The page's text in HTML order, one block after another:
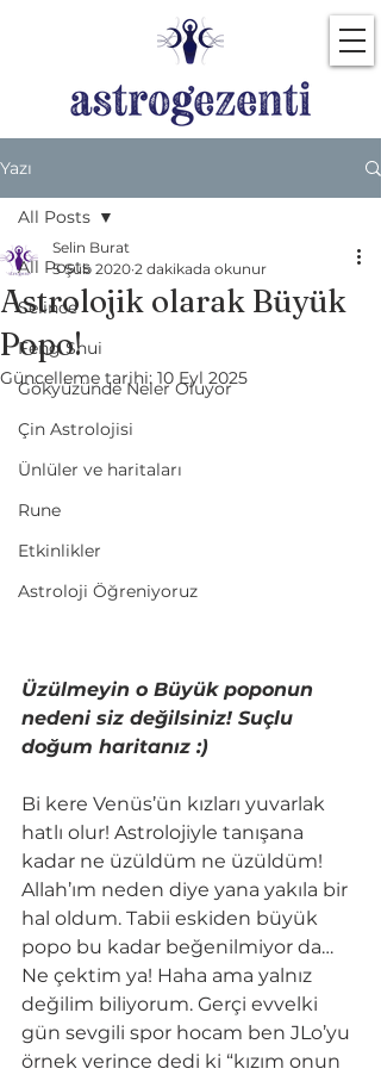
Yazı
All Posts
Selince
Feng Shui
Gökyüzünde Neler Oluyor
Çin Astrolojisi
Ünlüler ve haritaları
Rune
Etkinlikler
Astroloji Öğreniyoruz
All Posts
Astrolojik olarak Büyük
Popo!
Selin Burat
5 Şub 2020 2 dakikada okunur
Güncelleme tarihi: 10 Eyl 2025
Üzülmeyin o Büyük poponun
nedeni siz değilsiniz! Suçlu
doğum haritanız :)
Bi kere Venüs’ün kızları yuvarlak
hatlı olur! Astrolojiyle tanışana
kadar ne üzüldüm ne üzüldüm!
Allah’ım neden diye yana yakıla bir
hal oldum. Tabii eskiden büyük
popo bu kadar beğenilmiyor da…
Ne çektim ya! Haha ama yalnız
değilim biliyorum. Gerçi evvelki
gün sevgili spor hocam ben JLo’yu
örnek verince dedi ki “kızım onun